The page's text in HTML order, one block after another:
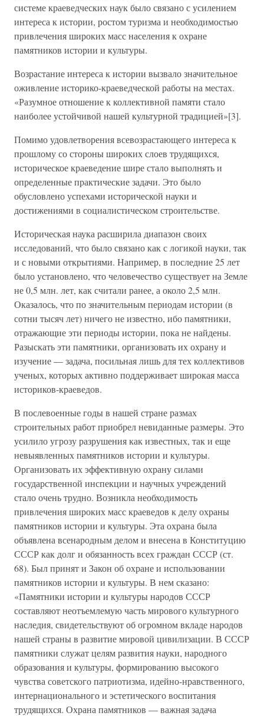
системе краеведческих наук было связано с усилением
интереса к истории, ростом туризма и необходимостью
привлечения широких масс населения к охране
памятников истории и культуры.
Возрастание интереса к истории вызвало значительное
оживление историко-краеведческой работы на местах.
«Разумное отношение к коллективной памяти стало
наиболее устойчивой нашей культурной традицией»[3].
Помимо удовлетворения всевозрастающего интереса к
прошлому со стороны широких слоев трудящихся,
историческое краеведение шире стало выполнять и
определенные практические задачи. Это было
обусловлено успехами исторической науки и
достижениями в социалистическом строительстве.
Историческая наука расширила диапазон своих
исследований, что было связано как с логикой науки, так
и с новыми открытиями. Например, в последние 25 лет
было установлено, что человечество существует на Земле
не 0,5 млн. лет, как считали ранее, а около 2,5 млн.
Оказалось, что по значительным периодам истории (в
сотни тысяч лет) ничего не известно, ибо памятники,
отражающие эти периоды истории, пока не найдены.
Разыскать эти памятники, организовать их охрану и
изучение — задача, посильная лишь для тех коллективов
ученых, которых активно поддерживает широкая масса
историков-краеведов.
В послевоенные годы в нашей стране размах
строительных работ приобрел невиданные размеры. Это
усилило угрозу разрушения как известных, так и еще
невыявленных памятников истории и культуры.
Организовать их эффективную охрану силами
государственной инспекции и научных учреждений
стало очень трудно. Возникла необходимость
привлечения широких масс краеведов к делу охраны
памятников истории и культуры. Эта охрана была
объявлена всенародным делом и внесена в Конституцию
СССР как долг и обязанность всех граждан СССР (ст.
68). Был принят и Закон об охране и использовании
памятников истории и культуры. В нем сказано:
«Памятники истории и культуры народов СССР
составляют неотъемлемую часть мирового культурного
наследия, свидетельствуют об огромном вкладе народов
нашей страны в развитие мировой цивилизации. В СССР
памятники служат целям развития науки, народного
образования и культуры, формированию высокого
чувства советского патриотизма, идейно-нравственного,
интернационального и эстетического воспитания
трудящихся. Охрана памятников — важная задача